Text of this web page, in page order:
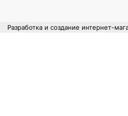
Разработка и создание интернет-